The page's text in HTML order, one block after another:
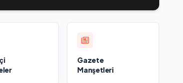
Gazete
Manşetleri